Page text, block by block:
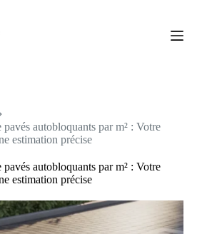
autobloquants par m² : Votre
estimation précise
autobloquants par m² : Votre
estimation précise